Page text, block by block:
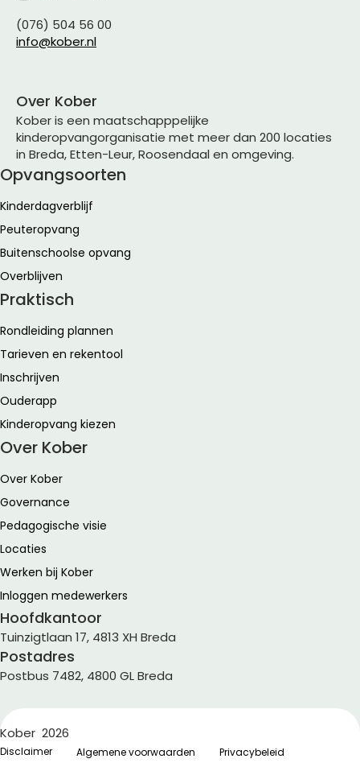
(076) 504 56 00
info@kober.nl
Over Kober
Kober is een maatschapppelijke
kinderopvangorganisatie met meer dan 200 locaties
in Breda, Etten-Leur, Roosendaal en omgeving.
Opvangsoorten
Kinderdagverblijf
Peuteropvang
Buitenschoolse opvang
Overblijven
Praktisch
Rondleiding plannen
Tarieven en rekentool
Inschrijven
Ouderapp
Kinderopvang kiezen
Over Kober
Over Kober
Governance
Pedagogische visie
Locaties
Werken bij Kober
Inloggen medewerkers
Hoofdkantoor
Tuinzigtlaan 17, 4813 XH Breda
Postadres
Postbus 7482, 4800 GL Breda
Kober 2026
Disclaimer Algemene voorwaarden Privacybeleid